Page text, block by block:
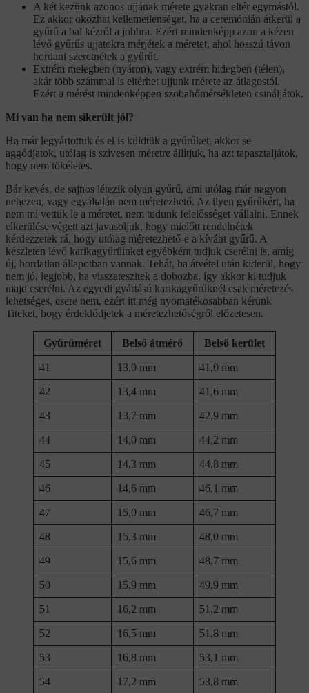
A két kezünk azonos ujjának mérete gyakran eltér egymástól.
Ez akkor okozhat kellemetlenséget, ha a ceremónián átkerül a
gyűrű a bal kézről a jobbra. Ezért mindenképp azon a kézen
lévő gyűrűs ujjatokra mérjétek a méretet, ahol hosszú távon
hordani szeretnétek a gyűrűt.
Extrém melegben (nyáron), vagy extrém hidegben (télen),
akár több számmal is eltérhet ujjunk mérete az átlagostól.
Ezért a mérést mindenképpen szobahőmérsékleten csináljátok.
Mi van ha nem sikerült jól?
Ha már legyártottuk és el is küldtük a gyűrűket, akkor se
aggódjatok, utólag is szívesen méretre állítjuk, ha azt tapasztaljátok,
hogy nem tökéletes.
Bár kevés, de sajnos létezik olyan gyűrű, ami utólag már nagyon
nehezen, vagy egyáltalán nem méretezhető. Az ilyen gyűrűkért, ha
nem mi vettük le a méretet, nem tudunk felelősséget vállalni. Ennek
elkerülése végett azt javasoljuk, hogy mielőtt rendelnétek
kérdezzetek rá, hogy utólag méretezhető-e a kívánt gyűrű. A
készleten lévő karikagyűrűinket egyébként tudjuk cserélni is, amíg
új, hordatlan állapotban vannak. Tehát, ha átvétel után kiderül, hogy
nem jó, legjobb, ha visszateszitek a dobozba, így akkor ki tudjuk
majd cserélni. Az egyedi gyártású karikagyűrűknél csak méretezés
lehetséges, csere nem, ezért itt még nyomatékosabban kérünk
Titeket, hogy érdeklődjetek a méretezhetőségről előzetesen.
Gyűrűméret Belső átmérő Belső kerület
41 13,0 mm 41,0 mm
42 13,4 mm 41,6 mm
43 13,7 mm 42,9 mm
44 14,0 mm 44,2 mm
45 14,3 mm 44,8 mm
46 14,6 mm 46,1 mm
47 15,0 mm 46,7 mm
48 15,3 mm 48,0 mm
49 15,6 mm 48,7 mm
50 15,9 mm 49,9 mm
51 16,2 mm 51,2 mm
52 16,5 mm 51,8 mm
53 16,8 mm 53,1 mm
54 17,2 mm 53,8 mm